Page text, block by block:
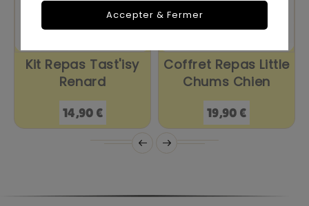
Accepter & Fermer
Kit Repas Tast'isy
Renard
Prix
14,90 €
Coffret Repas Little
Chums Chien
Prix
19,90 €